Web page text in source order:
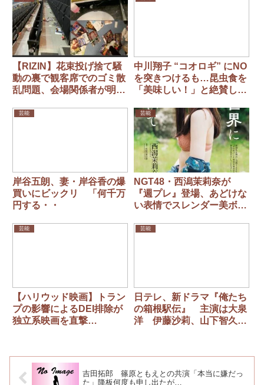
【RIZIN】花束投げ捨て騒
動の裏で観客席でのゴミ散
乱問題、会場関係者が明か
されたゴミが散乱した会場
中川翔子 “コオロギ” にNO
を突きつけるも…昆虫食を
「美味しい！」と絶賛して
芸能
岸谷五朗、妻・岸谷香の爆
買いにビックリ 「何千万
円する・・
芸能
NGT48・西潟茉莉奈が
『週プレ』登場、あどけな
い表情でスレンダー美ボデ
芸能
【ハリウッド映画】トラン
プの影響によるDEI排除が
独立系映画を直撃…
芸能
日テレ、新ドラマ『俺たち
の箱根駅伝』 主演は大泉
洋 伊藤沙莉、山下智久ら
吉田拓郎 篠原ともえとの共演「本当に嫌だっ
た」降板何度も申し出たが…